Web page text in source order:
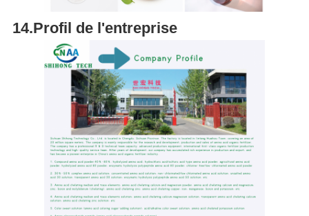
14.Profil de l'entreprise